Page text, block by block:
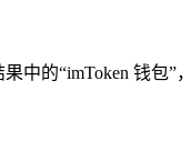
中的“imToken 钱包”